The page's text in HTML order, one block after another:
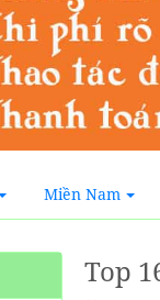
Miền Nam
Top